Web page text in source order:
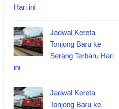
Hari ini
Jadwal Kereta
Tonjong Baru ke
Serang Terbaru Hari
ini
Jadwal Kereta
Tonjong Baru ke